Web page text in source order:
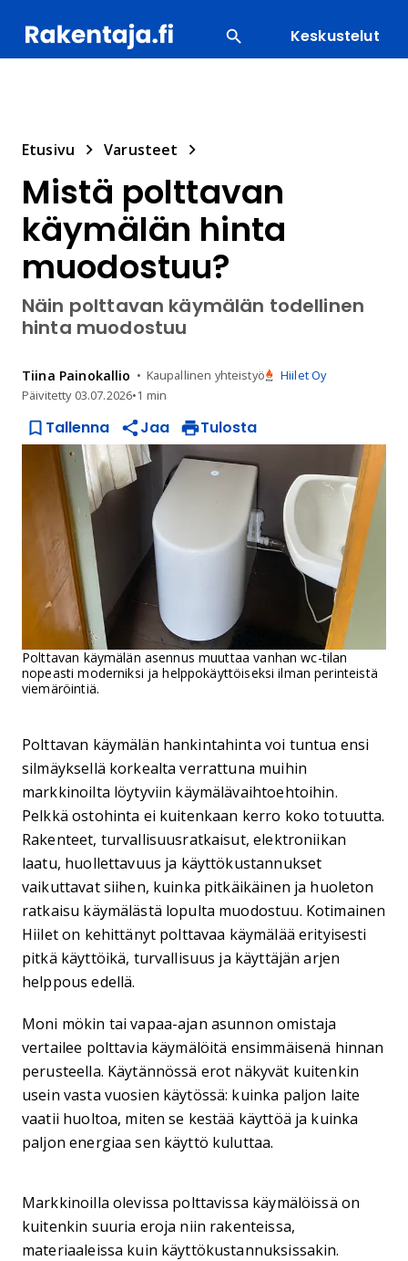
Keskustelut
Etusivu Varusteet
Mistä polttavan
käymälän hinta
muodostuu?
Näin polttavan käymälän todellinen
hinta muodostuu
Tiina Painokallio Kaupallinen yhteistyö
Hiilet Oy
Päivitetty 03.07.2026•1 min
Tallenna Jaa Tulosta
Polttavan käymälän asennus muuttaa vanhan wc-tilan
nopeasti moderniksi ja helppokäyttöiseksi ilman perinteistä
viemäröintiä.
Polttavan käymälän hankintahinta voi tuntua ensi
silmäyksellä korkealta verrattuna muihin
markkinoilta löytyviin käymälävaihtoehtoihin.
Pelkkä ostohinta ei kuitenkaan kerro koko totuutta.
Rakenteet, turvallisuusratkaisut, elektroniikan
laatu, huollettavuus ja käyttökustannukset
vaikuttavat siihen, kuinka pitkäikäinen ja huoleton
ratkaisu käymälästä lopulta muodostuu. Kotimainen
Hiilet on kehittänyt polttavaa käymälää erityisesti
pitkä käyttöikä, turvallisuus ja käyttäjän arjen
helppous edellä.
Moni mökin tai vapaa-ajan asunnon omistaja
vertailee polttavia käymälöitä ensimmäisenä hinnan
perusteella. Käytännössä erot näkyvät kuitenkin
usein vasta vuosien käytössä: kuinka paljon laite
vaatii huoltoa, miten se kestää käyttöä ja kuinka
paljon energiaa sen käyttö kuluttaa.
Markkinoilla olevissa polttavissa käymälöissä on
kuitenkin suuria eroja niin rakenteissa,
materiaaleissa kuin käyttökustannuksissakin.